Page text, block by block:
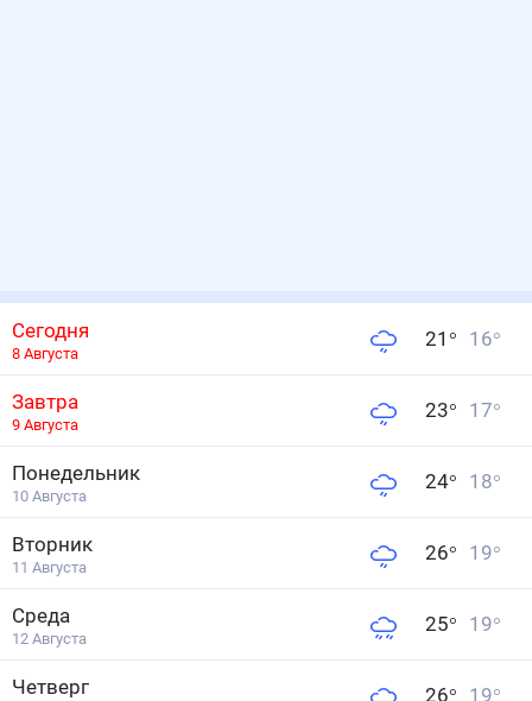
Сегодня
8 Августа
21 ° 16°
Завтра
9 Августа
23° 17°
Понедельник
10 Августа
24° 18°
Вторник
11 Августа
26° 19°
Среда
12 Августа
25° 19°
Четверг 26° 19°